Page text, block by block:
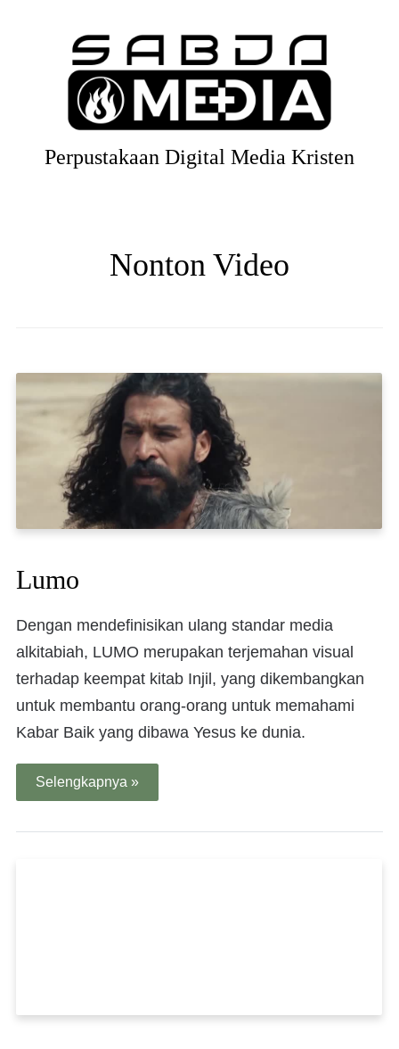
Perpustakaan Digital Media Kristen
Nonton Video
Lumo
Dengan mendefinisikan ulang standar media
alkitabiah, LUMO merupakan terjemahan visual
terhadap keempat kitab Injil, yang dikembangkan
untuk membantu orang-orang untuk memahami
Kabar Baik yang dibawa Yesus ke dunia.
Selengkapnya »